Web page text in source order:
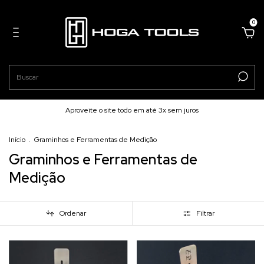
0
Aproveite o site todo em até 3x sem juros
Início . Graminhos e Ferramentas de Medição
Graminhos e Ferramentas de
Medição
Ordenar Filtrar